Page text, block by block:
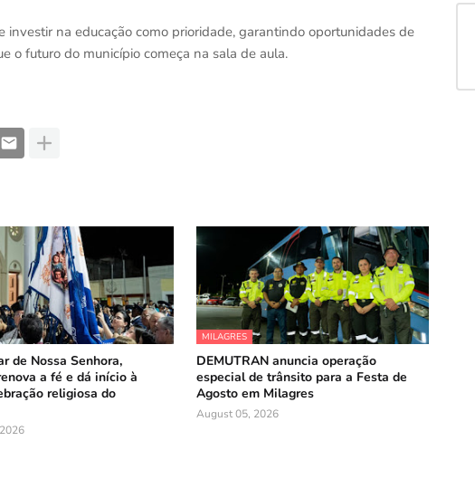
na educação como prioridade, garantindo oportunidades de
o futuro do município começa na sala de aula.
de Nossa Senhora,
a fé e dá início à
religiosa do
MILAGRES
DEMUTRAN anuncia operação
especial de trânsito para a Festa de
Agosto em Milagres
August 05, 2026